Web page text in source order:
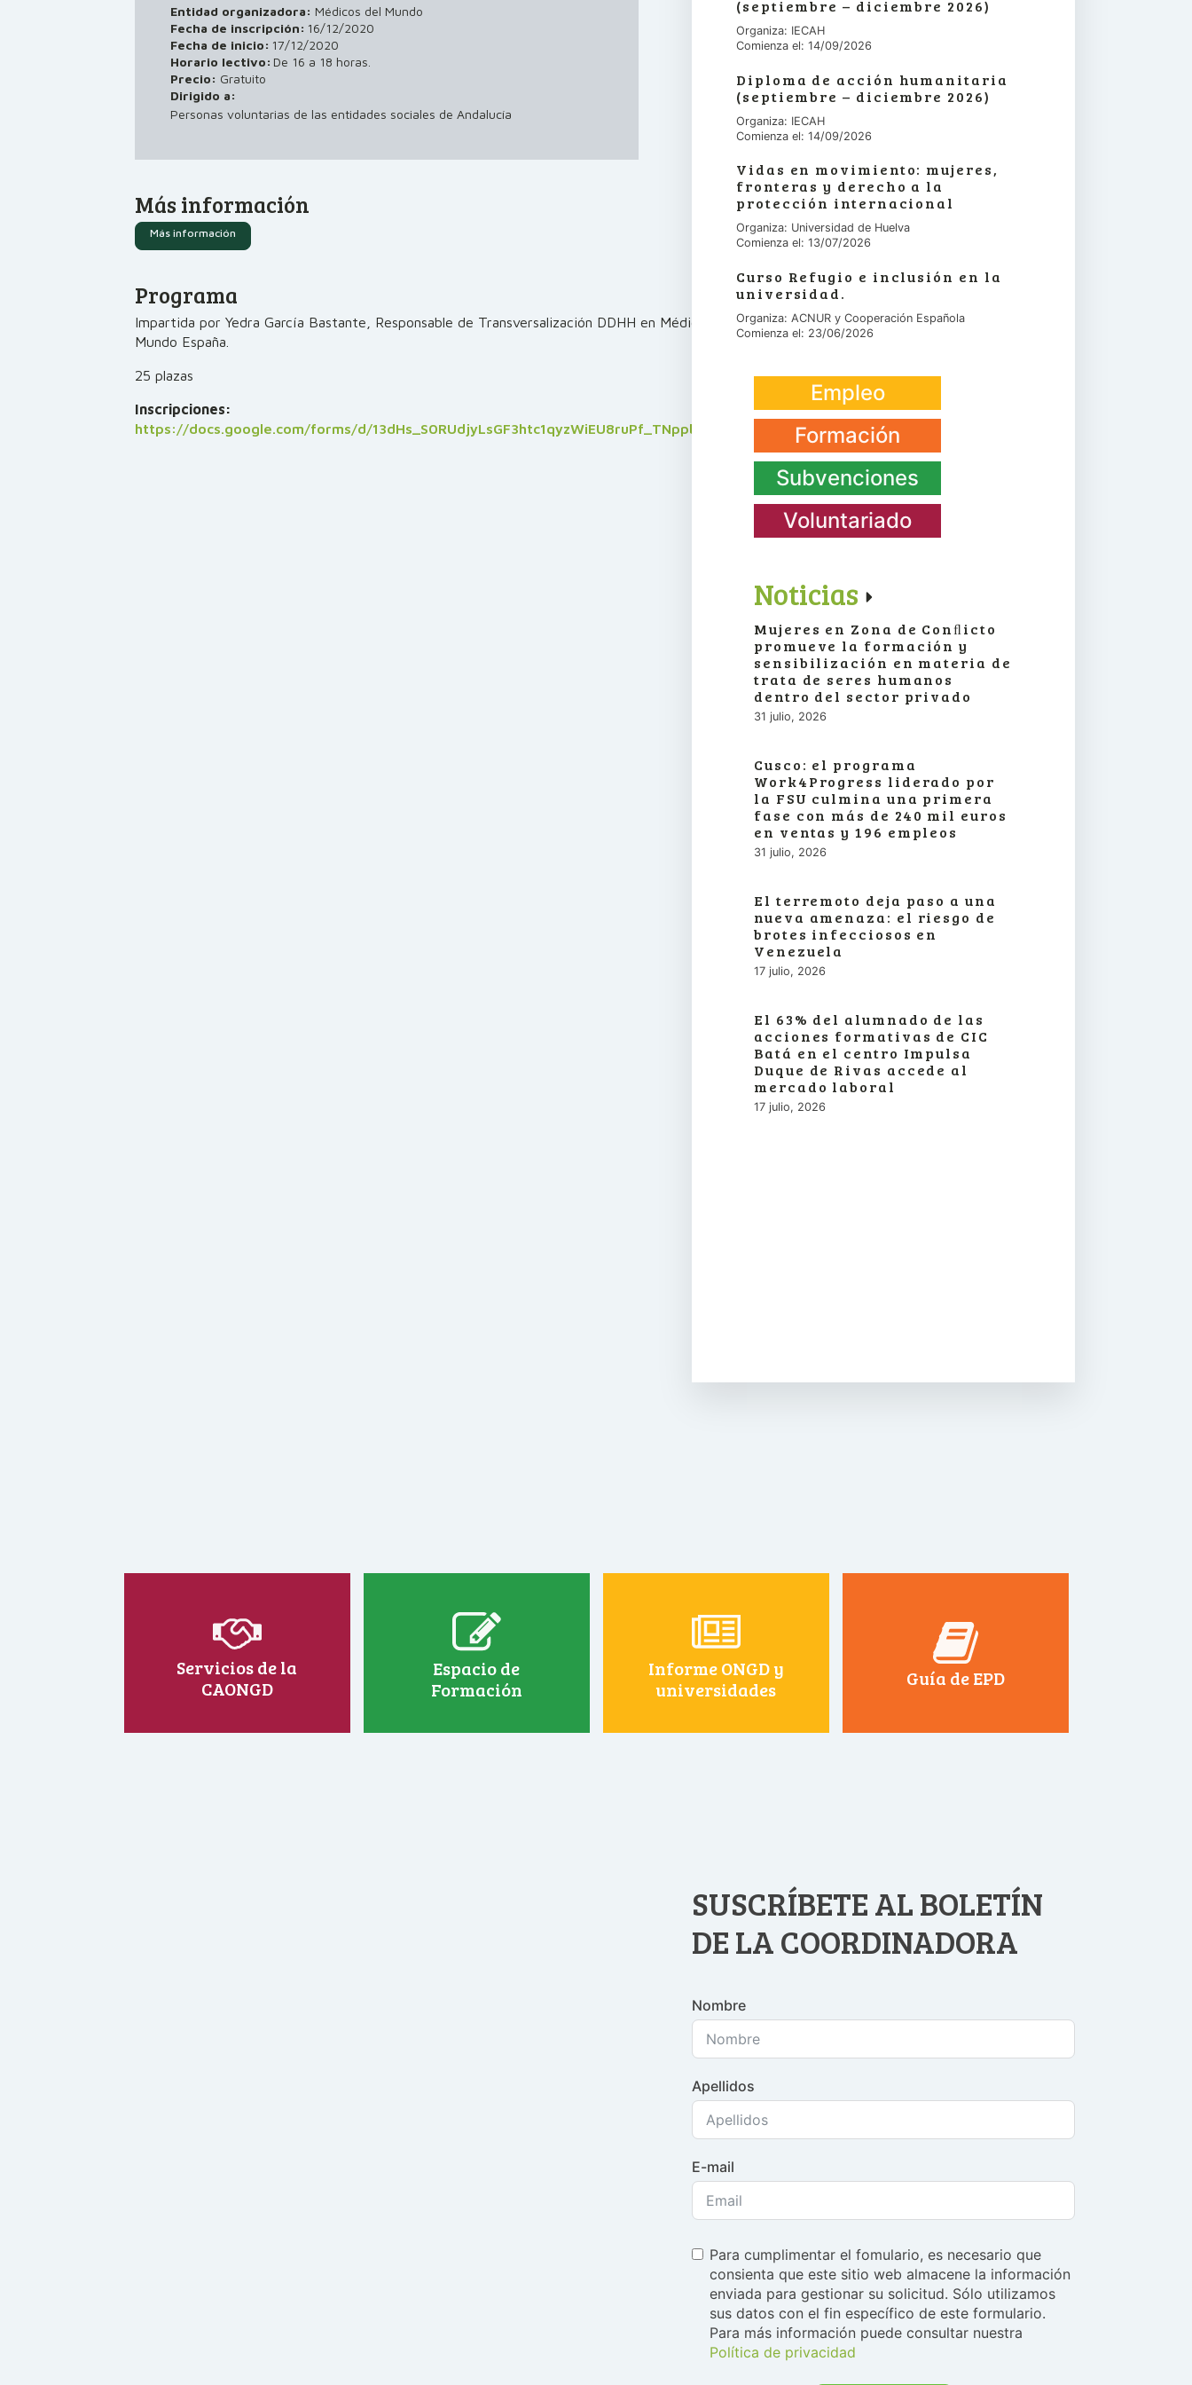
Entidad organizadora: Médicos del Mundo
Fecha de inscripción: 16/12/2020
Fecha de inicio: 17/12/2020
Horario lectivo: De 16 a 18 horas.
Precio: Gratuito
Dirigido a:
Personas voluntarias de las entidades sociales de Andalucía
Más información
Más información
Programa
Impartida por Yedra García Bastante, Responsable de Transversalización DDHH en Médicos del
Mundo España.
25 plazas
Inscripciones:
https://docs.google.com/forms/d/13dHs_S0RUdjyLsGF3htc1qyzWiEU8ruPf_TNppb48Lc/edit
(septiembre – diciembre 2026)
Organiza: IECAH
Comienza el: 14/09/2026
Diploma de acción humanitaria
(septiembre – diciembre 2026)
Organiza: IECAH
Comienza el: 14/09/2026
Vidas en movimiento: mujeres,
fronteras y derecho a la
protección internacional
Organiza: Universidad de Huelva
Comienza el: 13/07/2026
Curso Refugio e inclusión en la
universidad.
Organiza: ACNUR y Cooperación Española
Comienza el: 23/06/2026
Empleo
Formación
Subvenciones
Voluntariado
Noticias
Mujeres en Zona de Conﬂicto
promueve la formación y
sensibilización en materia de
trata de seres humanos
dentro del sector privado
31 julio, 2026
Cusco: el programa
Work4Progress liderado por
la FSU culmina una primera
fase con más de 240 mil euros
en ventas y 196 empleos
31 julio, 2026
El terremoto deja paso a una
nueva amenaza: el riesgo de
brotes infecciosos en
Venezuela
17 julio, 2026
El 63% del alumnado de las
acciones formativas de CIC
Batá en el centro Impulsa
Duque de Rivas accede al
mercado laboral
17 julio, 2026
Servicios de la
CAONGD
Espacio de
Formación
Informe ONGD y
universidades
Guía de EPD
SUSCRÍBETE AL BOLETÍN
DE LA COORDINADORA
Nombre
Apellidos
E-mail
Para cumplimentar el fomulario, es necesario que
consienta que este sitio web almacene la información
enviada para gestionar su solicitud. Sólo utilizamos
sus datos con el fin específico de este formulario.
Para más información puede consultar nuestra
Política de privacidad